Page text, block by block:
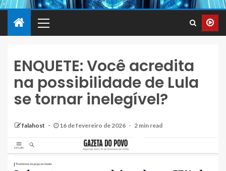
ENQUETE: Você acredita
na possibilidade de Lula
se tornar inelegível?
falahost 16 de fevereiro de 2026 2 min read